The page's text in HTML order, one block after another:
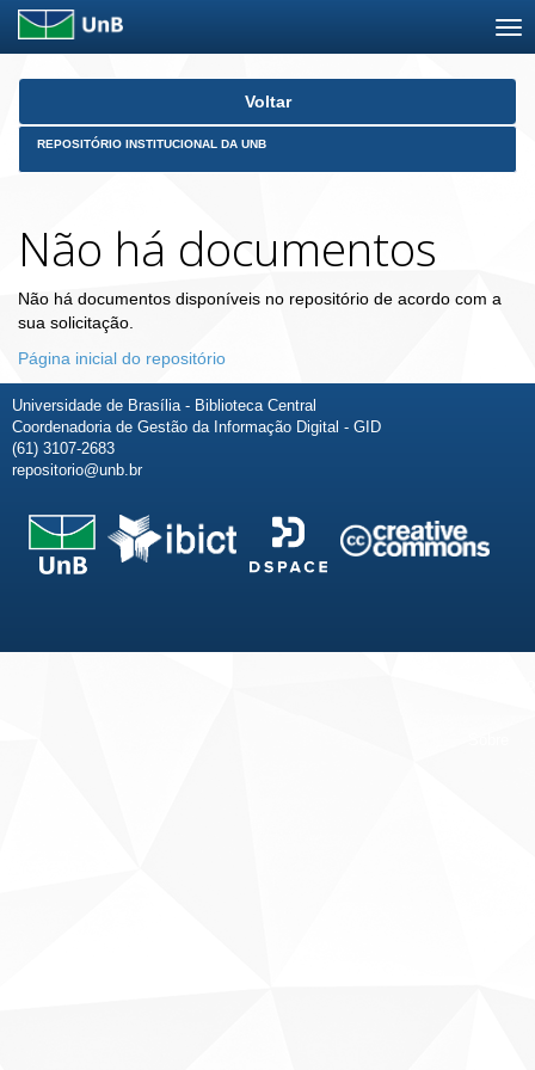
Skip
Voltar
REPOSITÓRIO INSTITUCIONAL DA UNB
Não há documentos
Não há documentos disponíveis no repositório de acordo com a
sua solicitação.
Página inicial do repositório
Universidade de Brasília - Biblioteca Central
Coordenadoria de Gestão da Informação Digital - GID
(61) 3107-2683
repositorio@unb.br